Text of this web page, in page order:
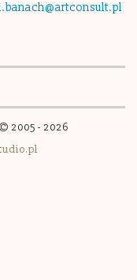
2005 - 2026